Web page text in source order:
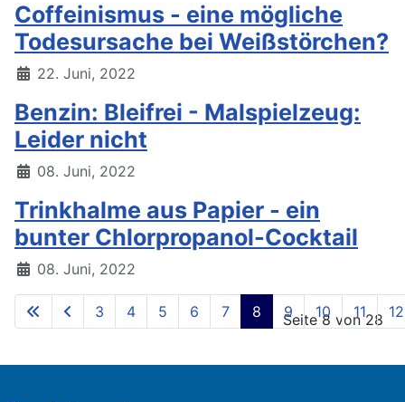
Coffeinismus - eine mögliche
Todesursache bei Weißstörchen?
22. Juni, 2022
Benzin: Bleifrei - Malspielzeug:
Leider nicht
08. Juni, 2022
Trinkhalme aus Papier - ein
bunter Chlorpropanol-Cocktail
08. Juni, 2022
Seite 8 von 28
3 4 5 6 7 8 9 10 11 12